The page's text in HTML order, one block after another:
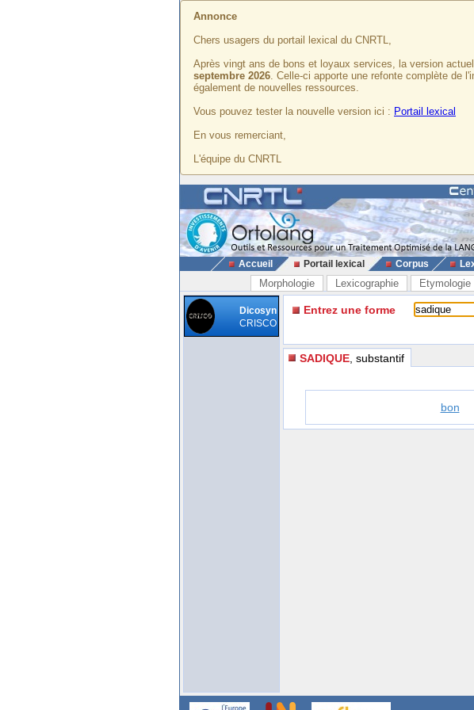
Annonce
Chers usagers du portail lexical du CNRTL,
Après vingt ans de bons et loyaux services, la version
septembre 2026. Celle-ci apporte une refonte complète de
également de nouvelles ressources.
Vous pouvez tester la nouvelle version ici : Portail lexical
En vous remerciant,
L'équipe du CNRTL
Accueil Portail lexical Corpus
Morphologie Lexicographie Etymologie
Dicosyn
CRISCO
Entrez une forme
SADIQUE , substantif
bon